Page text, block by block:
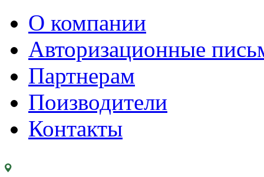
О компании
Авторизационные
Партнерам
Поизводители
Контакты